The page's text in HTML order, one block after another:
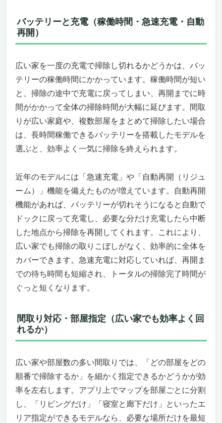
バッテリーと充電（稼働時間・急速充電・自動
再開）
広い家を一度の充電で掃除し切れるかどうかは、バッ
テリーの稼働時間にかかっています。稼働時間が短い
と、掃除の途中で充電に戻ってしまい、再開までに時
間がかかって全体の掃除時間が大幅に延びます。間取
りが広い家庭や、複数部屋をまとめて掃除したい場合
は、長時間稼働できるバッテリーを搭載したモデルを
選ぶと、効率よく一気に掃除を終えられます。
近年のモデルには「急速充電」や「自動再開（リジュ
ーム）」機能を備えたものが増えています。自動再開
機能があれば、バッテリーが切れそうになると自動で
ドックに戻って充電し、必要な分だけ充電したら中断
した地点から掃除を再開してくれます。これにより、
広い家でも掃除の取りこぼしがなく、効率的に全体を
カバーできます。急速充電に対応していれば、再開ま
での待ち時間も短縮され、トータルの掃除完了時間が
ぐっと短くなります。
間取り対応・部屋指定（広い家でも効率よく回
れるか）
広い家や部屋数の多い間取りでは、「どの部屋をどの
順番で掃除するか」を細かく指定できるかどうかが効
率を左右します。アプリ上でマップを部屋ごとに分割
し、「リビングだけ」「寝室と廊下だけ」といったエ
リア指定ができるモデルなら、必要な場所だけを最短